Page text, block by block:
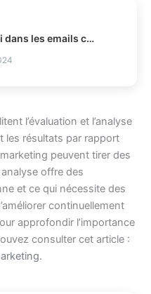
Pixels de suivi dans les emails comment être conforme CNIL ?
l’évaluation et l’analyse
les résultats par rapport
peuvent tirer des
offre des
et ce qui nécessite des
continuellement
approfondir l’importance
consulter cet article :
.